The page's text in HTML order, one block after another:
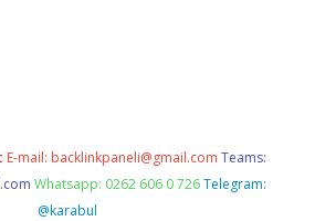
E-mail: backlinkpaneli@gmail.com Teams:
Whatsapp: 0262 606 0 726 Telegram:
@karabul